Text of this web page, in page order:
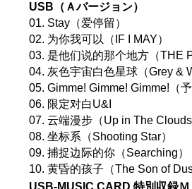
USB（Ａバージョン）
01. Stay（爱停留）
02. 为你我可以（IF I MAY）
03. 是他们说的那个地方（THE
04. 灰色宇宙白色星球（Grey &
05. Gimme! Gimme! Gimme!（
06. 限定对白U&I
07. 云端漫步（Up in The
08. 坐标系（Shooting Star）
09. 捕捉边际的你（Searching）
10. 黄昏的孩子（The Son of
USB-MUSIC CARD 特別収録